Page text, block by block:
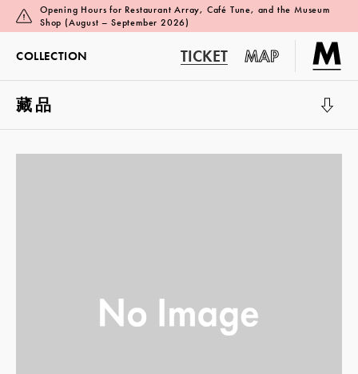
Opening Hours for Restaurant Array, Café Tune, and the Museum
Shop (August – September 2026)
COLLECTION TICKET MAP
藏品